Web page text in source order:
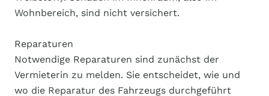
Wohnbereich, sind nicht versichert.
Reparaturen
Notwendige Reparaturen sind zunächst der
Vermieterin zu melden. Sie entscheidet, wie und
wo die Reparatur des Fahrzeugs durchgeführt